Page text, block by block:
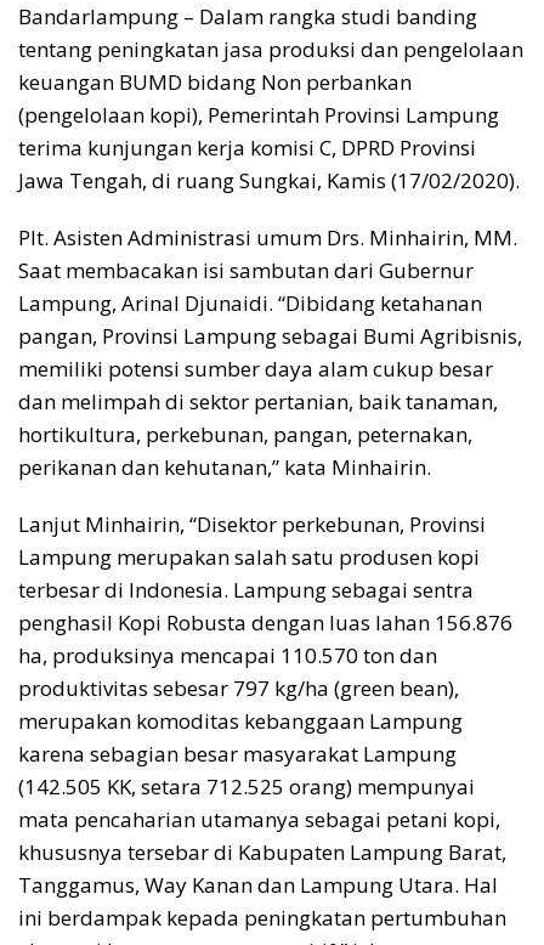
Bandarlampung – Dalam rangka studi banding
tentang peningkatan jasa produksi dan pengelolaan
keuangan BUMD bidang Non perbankan
(pengelolaan kopi), Pemerintah Provinsi Lampung
terima kunjungan kerja komisi C, DPRD Provinsi
Jawa Tengah, di ruang Sungkai, Kamis (17/02/2020).
Plt. Asisten Administrasi umum Drs. Minhairin, MM.
Saat membacakan isi sambutan dari Gubernur
Lampung, Arinal Djunaidi. “Dibidang ketahanan
pangan, Provinsi Lampung sebagai Bumi Agribisnis,
memiliki potensi sumber daya alam cukup besar
dan melimpah di sektor pertanian, baik tanaman,
hortikultura, perkebunan, pangan, peternakan,
perikanan dan kehutanan,” kata Minhairin.
Lanjut Minhairin, “Disektor perkebunan, Provinsi
Lampung merupakan salah satu produsen kopi
terbesar di Indonesia. Lampung sebagai sentra
penghasil Kopi Robusta dengan luas lahan 156.876
ha, produksinya mencapai 110.570 ton dan
produktivitas sebesar 797 kg/ha (green bean),
merupakan komoditas kebanggaan Lampung
karena sebagian besar masyarakat Lampung
(142.505 KK, setara 712.525 orang) mempunyai
mata pencaharian utamanya sebagai petani kopi,
khususnya tersebar di Kabupaten Lampung Barat,
Tanggamus, Way Kanan dan Lampung Utara. Hal
ini berdampak kepada peningkatan pertumbuhan